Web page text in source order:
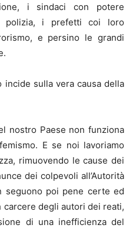
i sindaci con potere
polizia, i prefetti coi loro
e persino le grandi
sulla vera causa della
nostro Paese non funziona
E se noi lavoriamo
rimuovendo le cause dei
dei colpevoli all’Autorità
seguono poi pene certe ed
degli autori dei reati,
di una inefficienza del